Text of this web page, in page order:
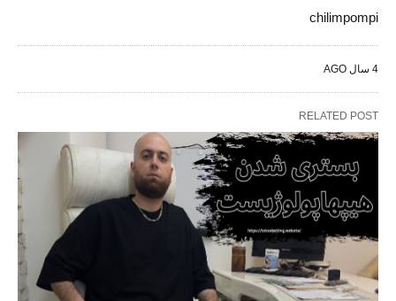
chilimpompi
4 سال AGO
RELATED POST